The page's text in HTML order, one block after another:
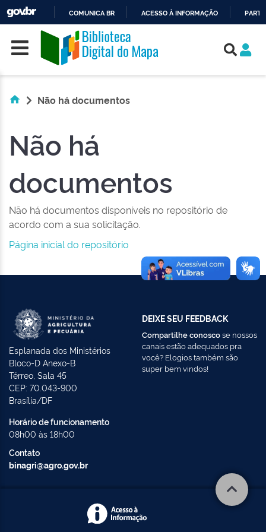
O
CONTEÚDO
COMUNICA BR ACESSO À INFORMAÇÃO
Skip navigation
Não há documentos
Não há
documentos
Não há documentos disponíveis no repositório de
acordo com a sua solicitação.
Página inicial do repositório
Esplanada dos Ministérios
Bloco-D Anexo-B
Térreo, Sala 45
CEP: 70.043-900
Brasília/DF
Horário de funcionamento
08h00 às 18h00
Contato
binagri@agro.gov.br
DEIXE SEU FEEDBACK
Compartilhe conoscose nossos
canais estão adequados pra
você? Elogios também são
super bem vindos!